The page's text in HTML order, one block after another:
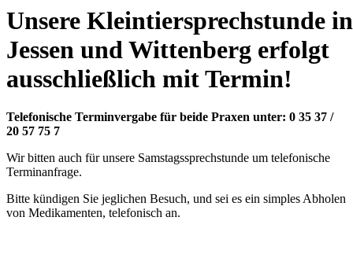
Unsere Kleintiersprechstunde in
Jessen und Wittenberg erfolgt
ausschließlich mit Termin!
Telefonische Terminvergabe für beide Praxen unter: 0 35 37 /
20 57 75 7
Wir bitten auch für unsere Samstagssprechstunde um telefonische
Terminanfrage.
Bitte kündigen Sie jeglichen Besuch, und sei es ein simples Abholen
von Medikamenten, telefonisch an.